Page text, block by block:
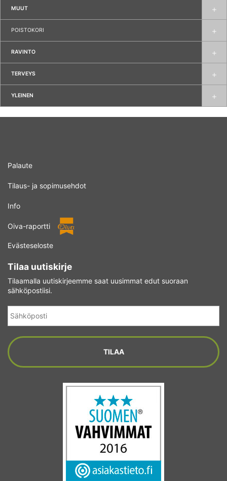
MUUT
POISTOKORI
RAVINTO
TERVEYS
YLEINEN
Palaute
Tilaus- ja sopimusehdot
Info
Oiva-raportti
Evästeseloste
Tilaa uutiskirje
Tilaamalla uutiskirjeemme saat uusimmat edut suoraan
sähköpostiisi.